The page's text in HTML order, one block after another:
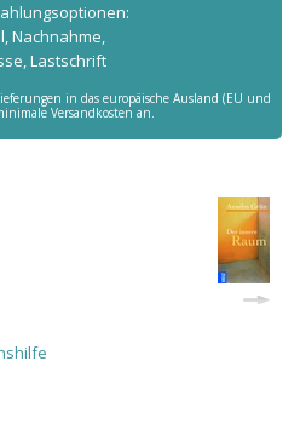
Nachnahme,
Lastschrift
in das europäische Ausland (EU und
Versandkosten an.